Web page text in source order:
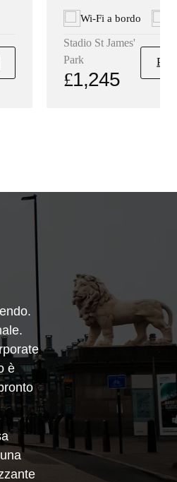
Wi-Fi a bordo
Stadio St James'
Park
£1,245
è